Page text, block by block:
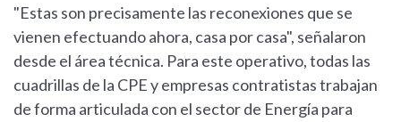
"Estas son precisamente las reconexiones que se
vienen efectuando ahora, casa por casa", señalaron
desde el área técnica. Para este operativo, todas las
cuadrillas de la CPE y empresas contratistas trabajan
de forma articulada con el sector de Energía para